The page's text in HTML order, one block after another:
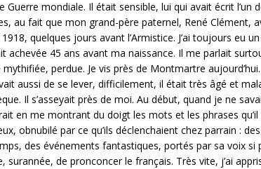
Guerre mondiale. Il était sensible, lui qui avait écrit l’un
au fait que mon grand-père paternel, René Clément,
quelques jours avant l’Armistice. J’ai toujours eu
achevée 45 ans avant ma naissance. Il me parlait
perdue. Je vis près de Montmartre aujourd’hui.
aussi de se lever, difficilement, il était très âgé et
Il s’asseyait près de moi. Au début, quand je ne
en me montrant du doigt les mots et les phrases
obnubilé par ce qu’ils déclenchaient chez parrain :
des événements fantastiques, portés par sa voix
surannée, de pronconcer le français. Très vite, j’ai